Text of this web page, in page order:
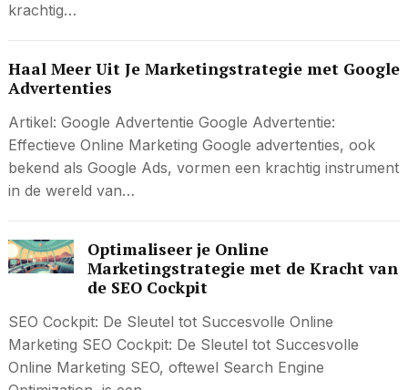
krachtig…
Haal Meer Uit Je Marketingstrategie met Google
Advertenties
Artikel: Google Advertentie Google Advertentie:
Effectieve Online Marketing Google advertenties, ook
bekend als Google Ads, vormen een krachtig instrument
in de wereld van…
Optimaliseer je Online
Marketingstrategie met de Kracht van
de SEO Cockpit
SEO Cockpit: De Sleutel tot Succesvolle Online
Marketing SEO Cockpit: De Sleutel tot Succesvolle
Online Marketing SEO, oftewel Search Engine